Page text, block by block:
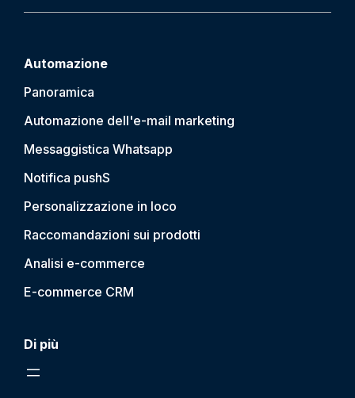
Automazione
Panoramica
Automazione dell'e-mail marketing
Messaggistica Whatsapp
Notifica pushS
Personalizzazione in loco
Raccomandazioni sui prodotti
Analisi e-commerce
E-commerce CRM
Di più